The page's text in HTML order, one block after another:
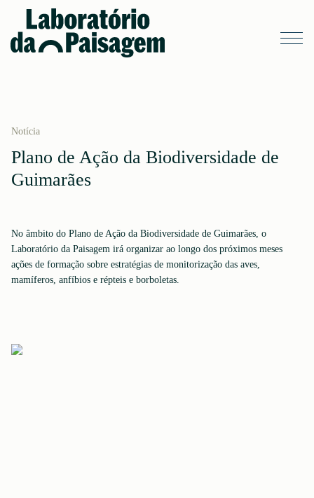
Notícia
Plano de Ação da Biodiversidade de
Guimarães
No âmbito do Plano de Ação da Biodiversidade de Guimarães, o
Laboratório da Paisagem irá organizar ao longo dos próximos meses
ações de formação sobre estratégias de monitorização das aves,
mamíferos, anfíbios e répteis e borboletas.